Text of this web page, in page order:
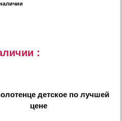
:
детскоепо лучшей
цене